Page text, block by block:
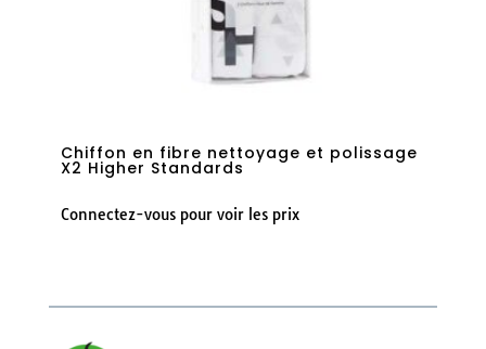
Chiffon en fibre nettoyage et polissage
X2 Higher Standards
Connectez-vous pour voir les prix